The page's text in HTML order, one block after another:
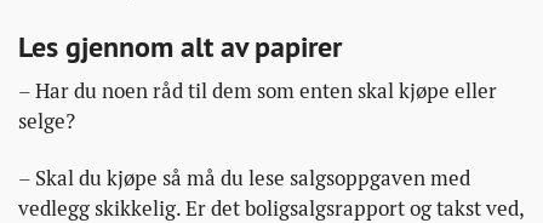
Les gjennom alt av papirer
– Har du noen råd til dem som enten skal kjøpe eller
selge?
– Skal du kjøpe så må du lese salgsoppgaven med
vedlegg skikkelig. Er det boligsalgsrapport og takst ved,